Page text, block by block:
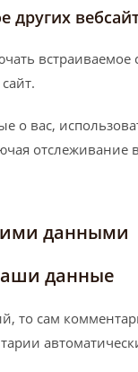
других
о вас,
отслеживание
данными
данные
то сам